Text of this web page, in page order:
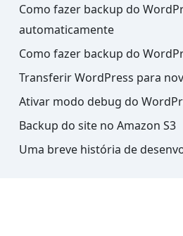
Como fazer backup do
automaticamente
Como fazer backup do
Transferir WordPress para
Ativar modo debug do
Backup do site no Amazon S3
Uma breve história de